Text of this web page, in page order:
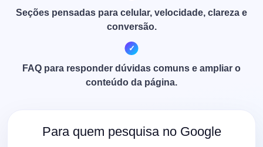
Seções pensadas para celular, velocidade, clareza e
conversão.
FAQ para responder dúvidas comuns e ampliar o
conteúdo da página.
Para quem pesquisa no Google